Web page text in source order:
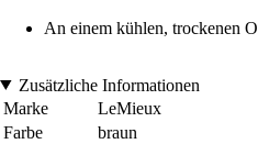
An einem kühlen, trockenen
Zusätzliche Informationen
Marke
LeMieux
Farbe
braun